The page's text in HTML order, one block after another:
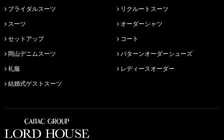
ブライダルスーツ
スーツ
セットアップ
岡山デニムスーツ
礼服
結婚式ゲストスーツ
リクルートスーツ
オーダーシャツ
コート
パターンオーダーシューズ
レディースオーダー